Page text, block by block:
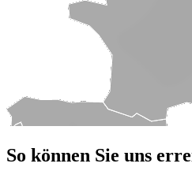
So können Sie uns